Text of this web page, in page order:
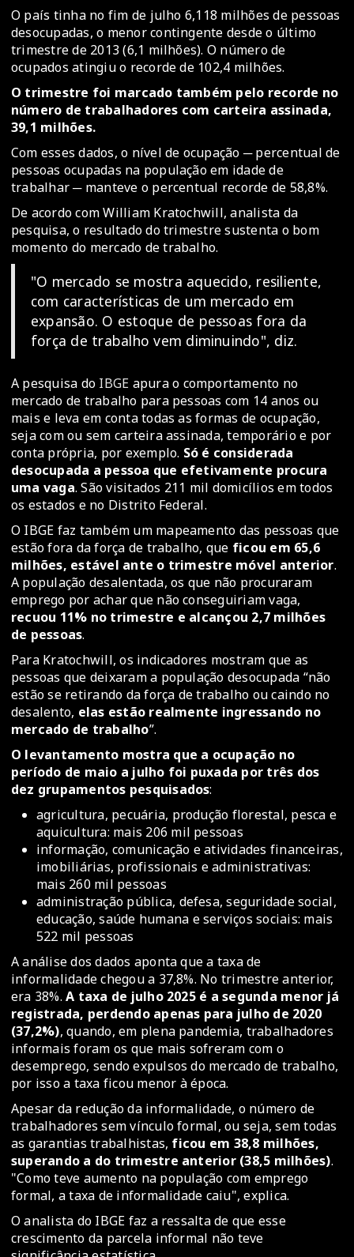
O país tinha no fim de julho 6,118 milhões de pessoas
desocupadas, o menor contingente desde o último
trimestre de 2013 (6,1 milhões). O número de
ocupados atingiu o recorde de 102,4 milhões.
O trimestre foi marcado também pelo recorde no
número de trabalhadores com carteira assinada,
39,1 milhões.
Com esses dados, o nível de ocupação ─ percentual de
pessoas ocupadas na população em idade de
trabalhar ─ manteve o percentual recorde de 58,8%.
De acordo com William Kratochwill, analista da
pesquisa, o resultado do trimestre sustenta o bom
momento do mercado de trabalho.
"O mercado se mostra aquecido, resiliente,
com características de um mercado em
expansão. O estoque de pessoas fora da
força de trabalho vem diminuindo", diz.
A pesquisa do IBGE apura o comportamento no
mercado de trabalho para pessoas com 14 anos ou
mais e leva em conta todas as formas de ocupação,
seja com ou sem carteira assinada, temporário e por
conta própria, por exemplo. Só é considerada
desocupada a pessoa que efetivamente procura
uma vaga. São visitados 211 mil domicílios em todos
os estados e no Distrito Federal.
O IBGE faz também um mapeamento das pessoas que
estão fora da força de trabalho, que ficou em 65,6
milhões, estável ante o trimestre móvel anterior.
A população desalentada, os que não procuraram
emprego por achar que não conseguiriam vaga,
recuou 11% no trimestre e alcançou 2,7 milhões
de pessoas.
Para Kratochwill, os indicadores mostram que as
pessoas que deixaram a população desocupada “não
estão se retirando da força de trabalho ou caindo no
desalento, elas estão realmente ingressando no
mercado de trabalho”.
O levantamento mostra que a ocupação no
período de maio a julho foi puxada por três dos
dez grupamentos pesquisados:
agricultura, pecuária, produção florestal, pesca e
aquicultura: mais 206 mil pessoas
informação, comunicação e atividades financeiras,
imobiliárias, profissionais e administrativas:
mais 260 mil pessoas
administração pública, defesa, seguridade social,
educação, saúde humana e serviços sociais: mais
522 mil pessoas
A análise dos dados aponta que a taxa de
informalidade chegou a 37,8%. No trimestre anterior,
era 38%.A taxa de julho 2025 é a segunda menor já
registrada, perdendo apenas para julho de 2020
(37,2%), quando, em plena pandemia, trabalhadores
informais foram os que mais sofreram com o
desemprego, sendo expulsos do mercado de trabalho,
por isso a taxa ficou menor à época.
Apesar da redução da informalidade, o número de
trabalhadores sem vínculo formal, ou seja, sem todas
as garantias trabalhistas, ficou em 38,8 milhões,
superando a do trimestre anterior (38,5 milhões).
"Como teve aumento na população com emprego
formal, a taxa de informalidade caiu", explica.
O analista do IBGE faz a ressalta de que esse
crescimento da parcela informal não teve